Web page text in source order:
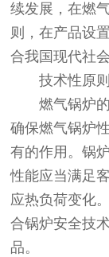
续发展，在燃
则，在产品设
合我国现代社
技术性原则
燃气锅炉的
确保燃气锅炉
有的作用。锅
性能应当满足
应热负荷变化
合锅炉安全技
品。